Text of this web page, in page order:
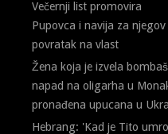
Večernji list promovira
Pupovca i navija za njegov
povratak na vlast
Žena koja je izvela
napad na oligarha u
pronađena upucana u
Hebrang: 'Kad je Tito